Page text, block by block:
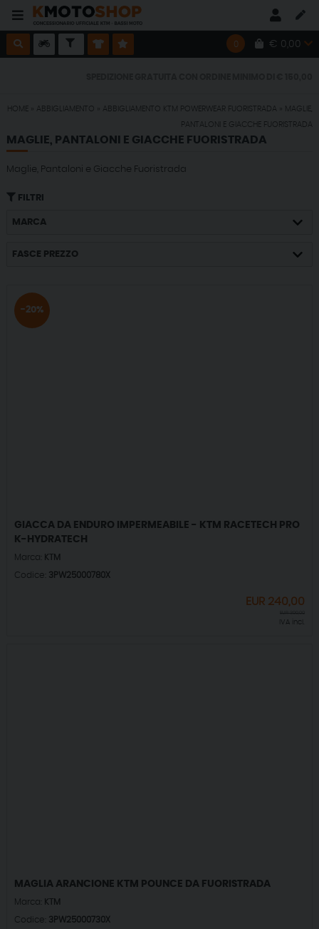
0 € 0,00
HOME ABBIGLIAMENTO ABBIGLIAMENTO KTM POWERWEAR FUORISTRADA
MAGLIE,
PANTALONI E GIACCHE FUORISTRADA
MAGLIE, PANTALONI E GIACCHE FUORISTRADA
Maglie, Pantaloni e Giacche Fuoristrada
FILTRI
MARCA
FASCE PREZZO
-20%
GIACCA DA ENDURO IMPERMEABILE - KTM RACETECH PRO
K-HYDRATECH
Marca: KTM
Codice: 3PW25000780X
EUR 240,00
IVA incl.
MAGLIA ARANCIONE KTM POUNCE DA FUORISTRADA
Marca: KTM
Codice: 3PW25000730X